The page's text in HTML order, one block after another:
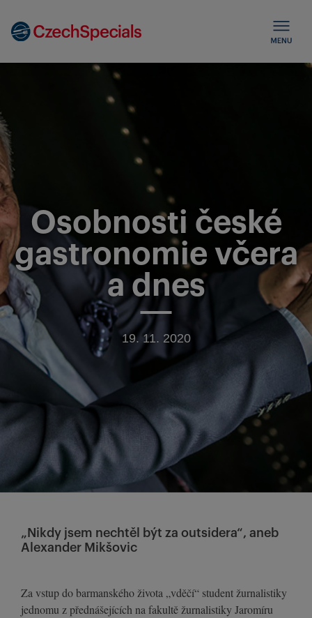
Osobnosti české
gastronomie včera
a dnes
19. 11. 2020
„Nikdy jsem nechtěl být za outsidera“, aneb
Alexander Mikšovic
Za vstup do barmanského života „vděčí“ student žurnalistiky
jednomu z přednášejících na fakultě žurnalistiky Jaromíru